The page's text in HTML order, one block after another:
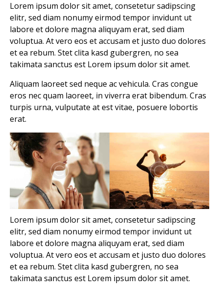
Lorem ipsum dolor sit amet, consetetur sadipscing
elitr, sed diam nonumy eirmod tempor invidunt ut
labore et dolore magna aliquyam erat, sed diam
voluptua. At vero eos et accusam et justo duo dolores
et ea rebum. Stet clita kasd gubergren, no sea
takimata sanctus est Lorem ipsum dolor sit amet.
Aliquam laoreet sed neque ac vehicula. Cras congue
eros nec quam laoreet, in viverra erat bibendum. Cras
turpis urna, vulputate at est vitae, posuere lobortis
erat.
Lorem ipsum dolor sit amet, consetetur sadipscing
elitr, sed diam nonumy eirmod tempor invidunt ut
labore et dolore magna aliquyam erat, sed diam
voluptua. At vero eos et accusam et justo duo dolores
et ea rebum. Stet clita kasd gubergren, no sea
takimata sanctus est Lorem ipsum dolor sit amet.